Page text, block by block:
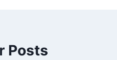
Posts